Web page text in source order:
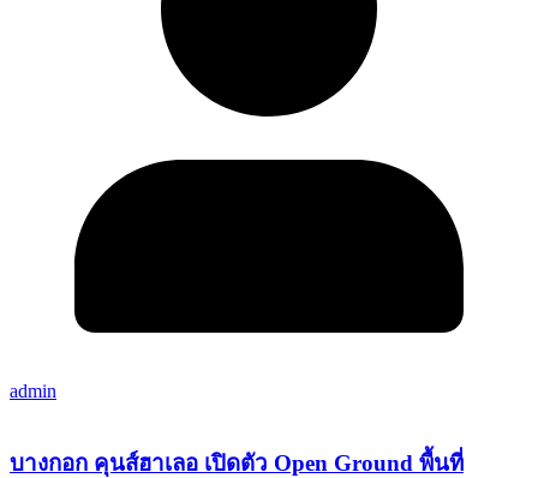
admin
บางกอก คุนส์ฮาเลอ เปิดตัว Open Ground พื้นที่